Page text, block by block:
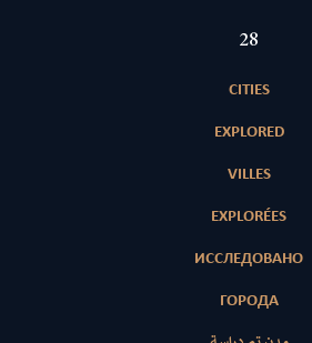
28
CITIES
EXPLORED
VILLES
EXPLORÉES
ИССЛЕДОВАНО
ГОРОДА